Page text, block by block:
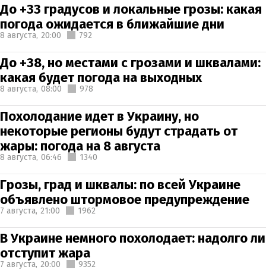
До +33 градусов и локальные грозы: какая
погода ожидается в ближайшие дни
8 августа, 20:00 792
До +38, но местами с грозами и шквалами:
какая будет погода на выходных
8 августа, 08:00 978
Похолодание идет в Украину, но
некоторые регионы будут страдать от
жары: погода на 8 августа
8 августа, 06:46 1340
Грозы, град и шквалы: по всей Украине
объявлено штормовое предупреждение
7 августа, 21:00 1962
В Украине немного похолодает: надолго ли
отступит жара
7 августа, 20:00 9352